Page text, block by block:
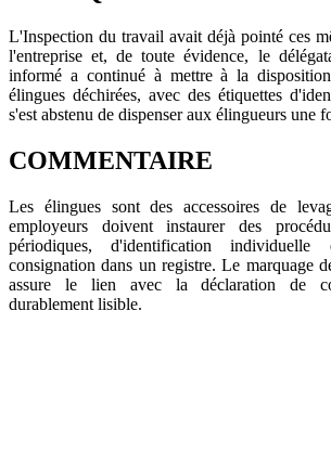
L'Inspection du travail avait déjà pointé ces
l'entreprise et, de toute évidence, le
informé a continué à mettre à la
élingues déchirées, avec des étiquettes
s'est abstenu de dispenser aux élingueurs une
COMMENTAIRE
Les élingues sont des accessoires de
employeurs doivent instaurer des
périodiques, d'identification
consignation dans un registre. Le marquage
assure le lien avec la déclaration de
durablement lisible.